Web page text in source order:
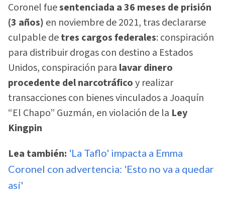
Coronel fuesentenciada a 36 meses de prisión
(3 años) en noviembre de 2021, tras declararse
culpable detres cargos federales: conspiración
para distribuir drogas con destino a Estados
Unidos, conspiración para lavar dinero
procedente del narcotráficoy realizar
transacciones con bienes vinculados a Joaquín
“El Chapo” Guzmán, en violación de la Ley
Kingpin
Lea también: 'La Taflo' impacta a Emma
Coronel con advertencia: 'Esto no va a quedar
así'